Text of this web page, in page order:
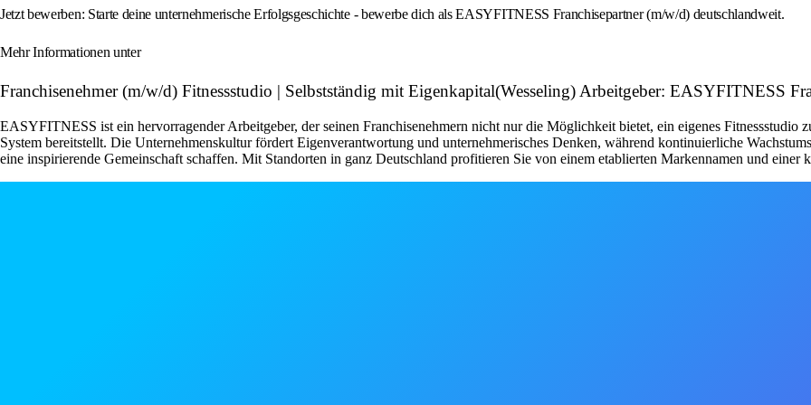
Jetzt bewerben: Starte deine unternehmerische Erfolgsgeschichte - bewerbe dich als EASYFITNESS Franchisepartner (m/w/d) deutschlandweit.
Mehr Informationen unter
Franchisenehmer (m/w/d) Fitnessstudio | Selbstständig mit Eigenkapital(Wesseling) Arbeitgeber: EASYFITNESS
EASYFITNESS ist ein hervorragender Arbeitgeber, der seinen Franchisenehmern nicht nur die Möglichkeit bietet, ein eigenes Fitnessstudio
System bereitstellt. Die Unternehmenskultur fördert Eigenverantwortung und unternehmerisches Denken, während kontinuierliche
eine inspirierende Gemeinschaft schaffen. Mit Standorten in ganz Deutschland profitieren Sie von einem etablierten Markennamen und